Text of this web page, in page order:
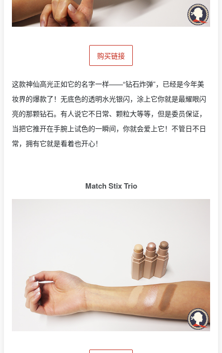
购买链接
这款神仙高光正如它的名字一样——“钻石炸弹”，已经是今年美
妆界的爆款了！无底色的透明水光银闪，涂上它你就是最耀眼闪
亮的那颗钻石。有人说它不日常、颗粒大等等，但是委员保证，
当把它推开在手腕上试色的一瞬间，你就会爱上它！不管日不日
常，拥有它就是看着也开心！
Match Stix Trio